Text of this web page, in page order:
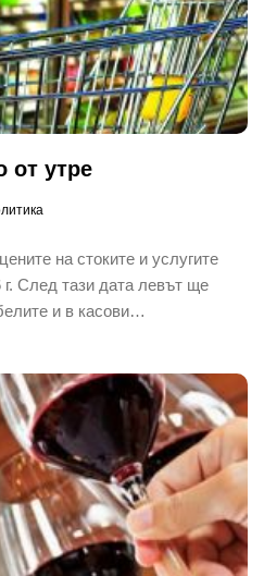
от утре
на стоките и услугите
г. След тази дата левът ще
и в касови…